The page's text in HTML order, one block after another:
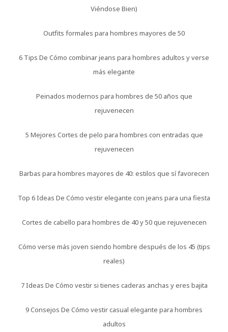
Viéndose Bien)
Outfits formales para hombres mayores de 50
6 Tips De Cómo combinar jeans para hombres adultos y verse
más elegante
Peinados modernos para hombres de 50 años que
rejuvenecen
5 Mejores Cortes de pelo para hombres con entradas que
rejuvenecen
Barbas para hombres mayores de 40: estilos que sí favorecen
Top 6 Ideas De Cómo vestir elegante con jeans para una fiesta
Cortes de cabello para hombres de 40 y 50 que rejuvenecen
Cómo verse más joven siendo hombre después de los 45 (tips
reales)
7 Ideas De Cómo vestir si tienes caderas anchas y eres bajita
9 Consejos De Cómo vestir casual elegante para hombres
adultos